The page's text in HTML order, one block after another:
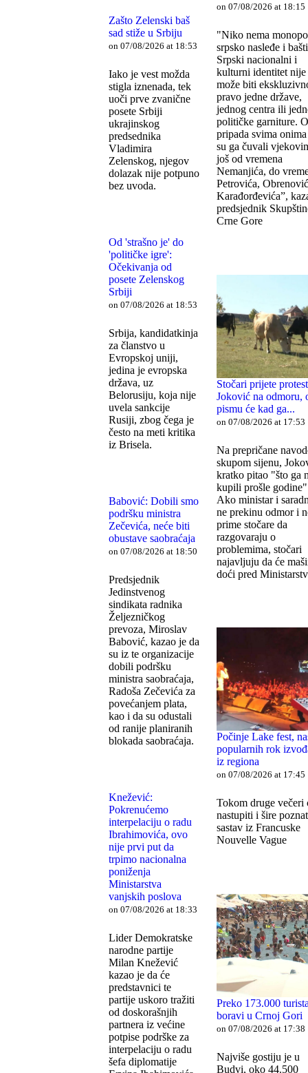
Zašto Zelenski baš
sad stiže u Srbiju
on 07/08/2026 at 18:53
Iako je vest možda
stigla iznenada, tek
uoči prve zvanične
posete Srbiji
ukrajinskog
predsednika
Vladimira
Zelenskog, njegov
dolazak nije potpuno
bez uvoda.
Od 'strašno je' do
'političke igre':
Očekivanja od
posete Zelenskog
Srbiji
on 07/08/2026 at 18:53
Srbija, kandidatkinja
za članstvo u
Evropskoj uniji,
jedina je evropska
država, uz
Belorusiju, koja nije
uvela sankcije
Rusiji, zbog čega je
često na meti kritika
iz Brisela.
Babović: Dobili smo
podršku ministra
Zečevića, neće biti
obustave saobraćaja
on 07/08/2026 at 18:50
Predsjednik
Jedinstvenog
sindikata radnika
Željezničkog
prevoza, Miroslav
Babović, kazao je da
su iz te organizacije
dobili podršku
ministra saobraćaja,
Radoša Zečevića za
povećanjem plata,
kao i da su odustali
od ranije planiranih
blokada saobraćaja.
Knežević:
Pokrenućemo
interpelaciju o radu
Ibrahimovića, ovo
nije prvi put da
trpimo nacionalna
poniženja
Ministarstva
vanjskih poslova
on 07/08/2026 at 18:33
Lider Demokratske
narodne partije
Milan Knežević
kazao je da će
predstavnici te
partije uskoro tražiti
od doskorašnjih
partnera iz većine
potpise podrške za
interpelaciju o radu
šefa diplomatije
on 07/08/2026 at 18:15
"Niko nema
srpsko nasleđe i
Srpski nacionalni i
kulturni identitet nije
može biti
pravo jedne države,
jednog centra ili
političke garniture.
pripada svima
su ga čuvali
još od vremena
Nemanjića, do
Petrovića,
Karađorđevića”,
predsjednik
Crne Gore
Stočari prijete
Joković na odmoru,
pismu će kad ga...
on 07/08/2026 at 17:53
Na prepričane
skupom sijenu,
kratko pitao "što ga
kupili prošle
Ako ministar i
ne prekinu odmor i
prime stočare da
razgovaraju o
problemima, stočari
najavljuju da će
doći pred
Počinje Lake fest,
popularnih rok
iz regiona
on 07/08/2026 at 17:45
Tokom druge večeri
nastupiti i šire
sastav iz Francuske
Nouvelle Vague
Preko 173.000
boravi u Crnoj Gori
on 07/08/2026 at 17:38
Najviše gostiju je u
Budvi, oko 44.500